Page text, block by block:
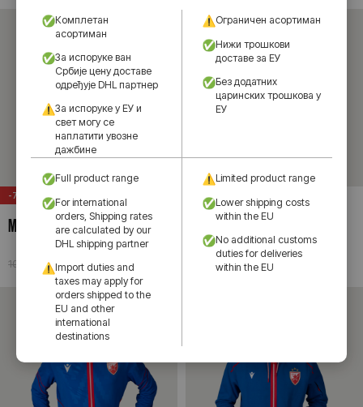
-71%
MАКРОН ДУКС 25/26
10,490.00 рсд 2,990.00рсд
-57%
MАКРОН ДУКС 25/26
6,990.00рсд 2,990.00
Комплетан
асортиман
За испоруке ван
Србије цену доставе
одређује DHL партнер
За испоруке у ЕУ и
свет могу се
наплатити увозне
дажбине
Ограничен асортиман
Нижи трошкови
доставе за ЕУ
Без додатних
царинских трошкова у
ЕУ
Full product range
For international
orders, Shipping rates
are calculated by our
DHL shipping partner
Import duties and
taxes may apply for
orders shipped to the
EU and other
international
destinations
Limited product range
Lower shipping costs
within the EU
No additional customs
duties for deliveries
within the EU